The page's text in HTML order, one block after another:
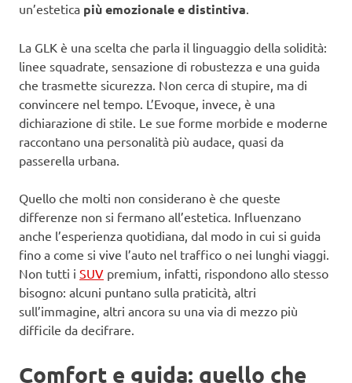
un’estetica più emozionale e distintiva.
La GLK è una scelta che parla il linguaggio della solidità:
linee squadrate, sensazione di robustezza e una guida
che trasmette sicurezza. Non cerca di stupire, ma di
convincere nel tempo. L’Evoque, invece, è una
dichiarazione di stile. Le sue forme morbide e moderne
raccontano una personalità più audace, quasi da
passerella urbana.
Quello che molti non considerano è che queste
differenze non si fermano all’estetica. Influenzano
anche l’esperienza quotidiana, dal modo in cui si guida
fino a come si vive l’auto nel traffico o nei lunghi viaggi.
Non tutti i SUV premium, infatti, rispondono allo stesso
bisogno: alcuni puntano sulla praticità, altri
sull’immagine, altri ancora su una via di mezzo più
difficile da decifrare.
Comfort e guida: quello che